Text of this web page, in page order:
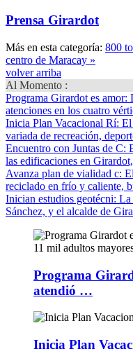
Prensa Girardot
Más en esta categoría: 800
centro de Maracay »
volver arriba
Al Momento :
Programa Girardot es amor:
atenciones en los cuatro
Inicia Plan Vacacional Rí: El
variada de recreación,
Encuentro con Juntas de C:
las edificaciones en
Avanza plan de vialidad c:
reciclado en frío y caliente,
Inician estudios geotécni: La
Sánchez, y el alcalde de
Programa
atendió …
Inicia Plan